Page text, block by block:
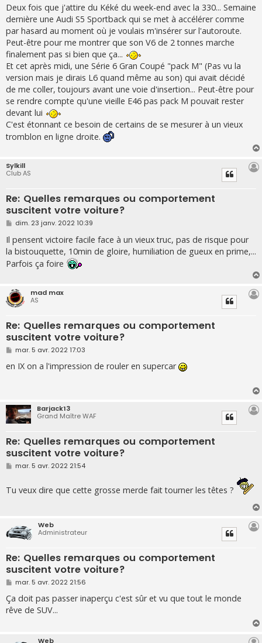
s
s
a
g
e
Deux fois que j'attire du Kéké du week-end avec la 330... Semaine
dernière une Audi S5 Sportback qui se met à accélérer comme
par hasard au moment où je voulais m'insérer sur l'autoroute.
Peut-être pour me montrer que son V6 de 2 tonnes marche
finalement pas si bien que ça...
Et cet après midi, une Série 6 Gran Coupé "pack M" (Pas vu la
version mais je dirais L6 quand même au son) qui avait décidé
de me coller, toujours avant une voie d'insertion... Peut-être pour
se rendre compte qu'une vieille E46 pas pack M pouvait rester
devant lui
C'est étonnant ce besoin de certains de se mesurer à un vieux
tromblon en ligne droite.
Sylkill
Club AS
Re: Quelles remarques ou comportement
suscitent votre voiture?
M
s
s
a
g
e
dim. 23 janv. 2022 10:39
Il pensent victoire facile face à un vieux truc, pas de risque pour
la bistouquette, 10min de gloire, humiliation de gueux en prime,...
Parfois ça foire
mad max
AS
Re: Quelles remarques ou comportement
suscitent votre voiture?
M
s
s
mar. 5 avr. 2022 17:03
en IX on a l'impression de rouler en supercar
Barjack13
Grand Maître WAF
Re: Quelles remarques ou comportement
suscitent votre voiture?
M
s
a
mar. 5 avr. 2022 21:54
Tu veux dire que cette grosse merde fait tourner les têtes ?
Web
Administrateur
Re: Quelles remarques ou comportement
suscitent votre voiture?
M
s
s
a
mar. 5 avr. 2022 21:56
Ça doit pas passer inaperçu c'est sûr et vu que tout le monde
rêve de SUV...
Web